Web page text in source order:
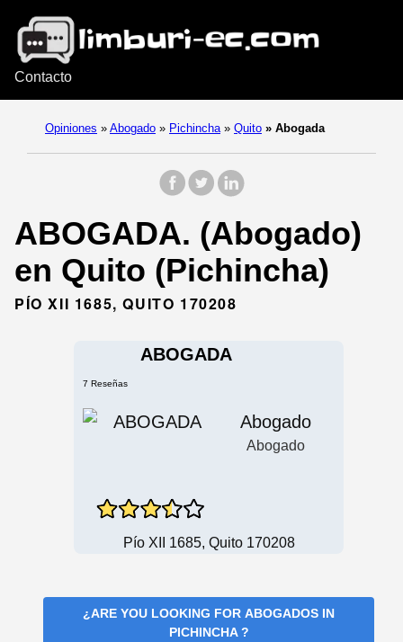
Contacto
Opiniones » Abogado » Pichincha » Quito » Abogada
ABOGADA. (Abogado)
en Quito (Pichincha)
PÍO XII 1685, QUITO 170208
ABOGADA
7 Reseñas
Abogado
Abogado
Pío XII 1685, Quito 170208
¿ARE YOU LOOKING FOR ABOGADOS IN
PICHINCHA?